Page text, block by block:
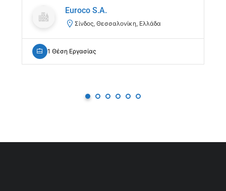
Euroco S.A.
Σίνδος, Θεσσαλονίκη, Ελλάδα
1 Θέση Εργασίας